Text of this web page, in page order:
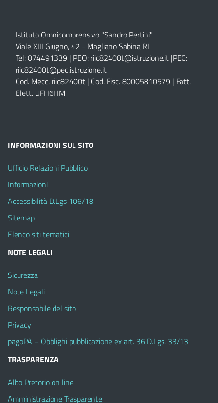
Istituto Omnicomprensivo "Sandro Pertini"
Viale XIII Giugno, 42 - Magliano Sabina RI
Tel: 074491339 | PEO: riic82400t@istruzione.it |PEC:
riic82400t@pec.istruzione.it
Cod. Mecc. riic82400t | Cod. Fisc. 80005810579 | Fatt.
Elett. UFH6HM
INFORMAZIONI SUL SITO
Ufficio Relazioni Pubblico
Informazioni
Accessibilità D.Lgs 106/18
Sitemap
Elenco siti tematici
NOTE LEGALI
Sicurezza
Note Legali
Responsabile del sito
Privacy
pagoPA – Obblighi pubblicazione ex art. 36 D.Lgs. 33/13
TRASPARENZA
Albo Pretorio on line
Amministrazione Trasparente